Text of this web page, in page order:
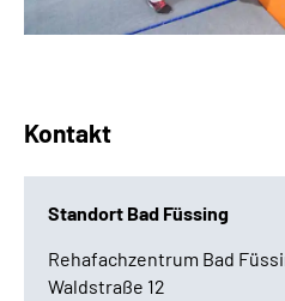
Kontakt
Standort Bad Füssing
Rehafachzentrum Bad
Waldstraße 12